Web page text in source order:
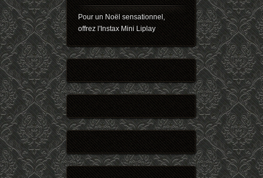
Pour un Noël sensationnel,
offrez l'Instax Mini Liplay